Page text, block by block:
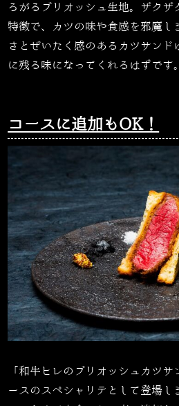
ろがるブリオッシュ生地。ザクザ
特徴で、カツの味や食感を邪魔し
さとぜいたく感のあるカツサン
に残る味になってくれるはずです。
コースに追加もOK！
「和牛ヒレのブリオッシュカツ
ースのスペシャリテとして登場し